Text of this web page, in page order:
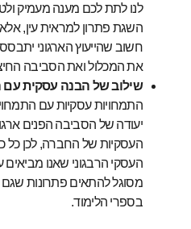
לנו לתת לכם מענה מעמיק
השגת פתרון למראית עין,
חשוב שהייעוץ הארגוני
את המכלול ואת הסביבה
שילוב של הבנה עסקית עם
התמחויות עסקיות עם
יעודה של הסביבה הפנים
העסקיות של החברה, לכן כל
העסקי הרבגוני שאנו
מסוגל להתאים פתרונות
בספרי הלימוד.